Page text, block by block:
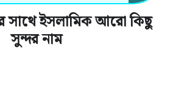
সাথে ইসলামিক আরো কিছু
সুন্দর নাম